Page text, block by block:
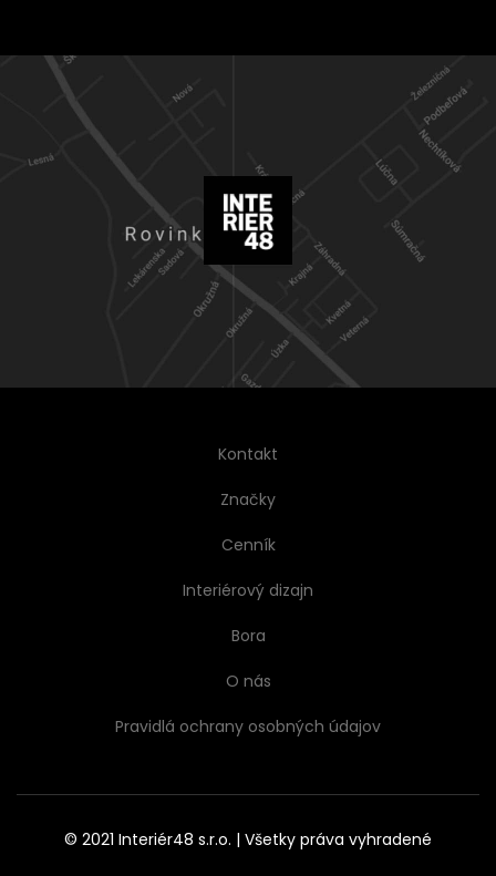
Kontakt
Značky
Cenník
Interiérový dizajn
Bora
O nás
Pravidlá ochrany osobných údajov
© 2021 Interiér48 s.r.o. | Všetky práva vyhradené